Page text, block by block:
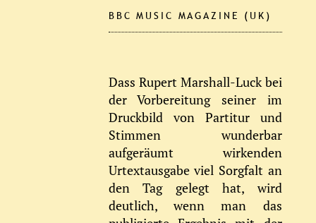
BBC MUSIC MAGAZINE (UK)
Dass Rupert Marshall-Luck bei
der Vorbereitung seiner im
Druckbild von Partitur und
Stimmen wunderbar
aufgeräumt wirkenden
Urtextausgabe viel Sorgfalt an
den Tag gelegt hat, wird
deutlich, wenn man das